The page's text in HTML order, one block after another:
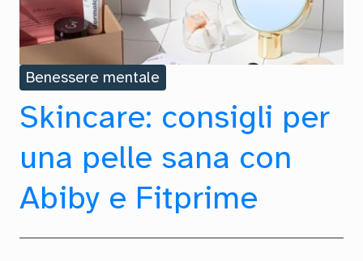
Benessere mentale
Skincare: consigli per
una pelle sana con
Abiby e Fitprime